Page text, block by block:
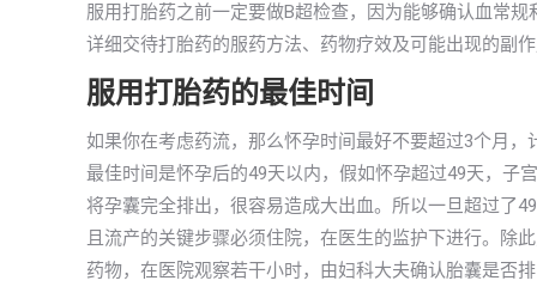
服用打胎药之前一定要做B超检查，因为能够确认血常
详细交待打胎药的服药方法、药物疗效及可能出现的副
服用打胎药的最佳时间
如果你在考虑药流，那么怀孕时间最好不要超过3个月
最佳时间是怀孕后的49天以内，假如怀孕超过49天，子
将孕囊完全排出，很容易造成大出血。所以一旦超过了
且流产的关键步骤必须住院，在医生的监护下进行。除
药物，在医院观察若干小时，由妇科大夫确认胎囊是否